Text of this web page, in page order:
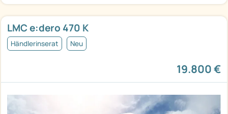
LMC e:dero 470 K
Händlerinserat Neu
19.800 €